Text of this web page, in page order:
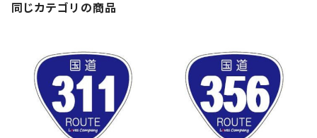
同じカテゴリの商品